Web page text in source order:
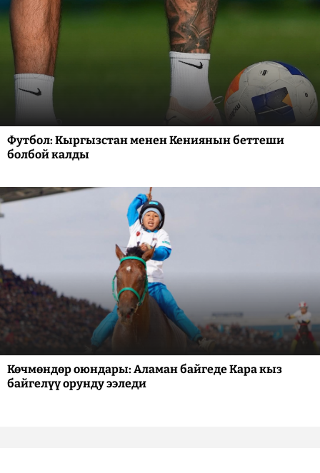
Футбол: Кыргызстан менен Кениянын беттеши
болбой калды
Көчмөндөр оюндары: Аламан байгеде Кара кыз
байгелүү орунду ээледи